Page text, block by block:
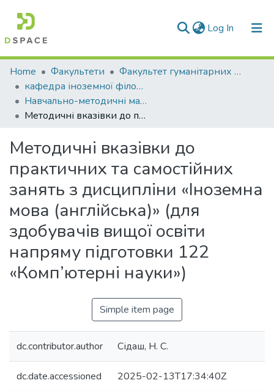
Log In (current)
Communities & Collections
All of DSpace
Statistics
Home Факультети
Факультет гуманітарних та соціальних наук
кафедра іноземної філології та перекладу
Навчально-методичні матеріали (кіфп)
Методичні вказівки до практичних та самостійних занять з дисципліни «Іноземна мова (англійська)» (для здобувачів вищої освіти напряму підготовки 122 «Комп’ютерні науки»)
Методичні вказівки до
практичних та самостійних
занять з дисципліни «Іноземна
мова (англійська)» (для
здобувачів вищої освіти
напряму підготовки 122
«Комп’ютерні науки»)
Simple item page
dc.contributor.author Сідаш, Н. С.
dc.date.accessioned 2025-02-13T17:34:40Z